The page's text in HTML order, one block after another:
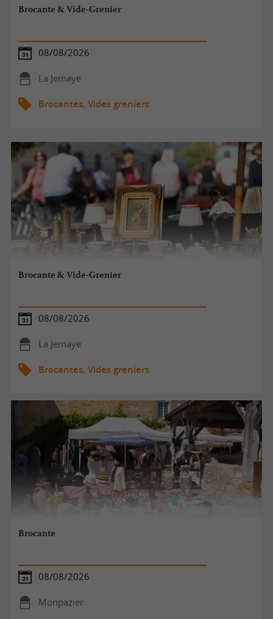
Brocante & Vide-Grenier
08/08/2026
La Jemaye
Brocantes, Vides greniers
Brocante & Vide-Grenier
08/08/2026
La Jemaye
Brocantes, Vides greniers
Brocante
08/08/2026
Monpazier